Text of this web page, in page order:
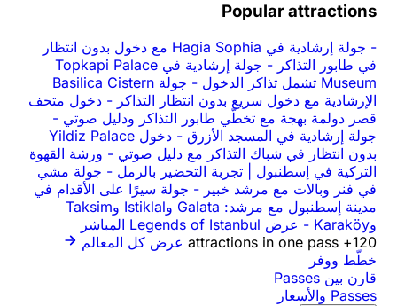
Popular attractions
-
جولة إرشادية في Hagia Sophia مع دخول بدون انتظار
في طابور التذاكر -
جولة إرشادية في Topkapi Palace
Museum تشمل تذاكر الدخول
-
جولة Basilica Cistern
الإرشادية مع دخول سريع بدون انتظار التذاكر - دخول متحف
قصر دولمة بهجة مع تخطّي طابور التذاكر ودليل صوتي -
جولة إرشادية في المسجد الأزرق -
دخول Yildiz Palace
بدون انتظار في شباك التذاكر مع دليل صوتي - ورشة القهوة
التركية في إسطنبول | تجربة التحضير بالرمل - جولة مشي
في فنر وبالات مع مرشد خبير - جولة سيرًا على الأقدام في
مدينة إسطنبول مع مرشد: Galata وIstiklal وTaksim
وKaraköy
- عرض Legends of Istanbul المباشر
120+ attractions in one pass
عرض كل المعالم
خطّط ووفر
قارن بين Passes
Passes والأسعار